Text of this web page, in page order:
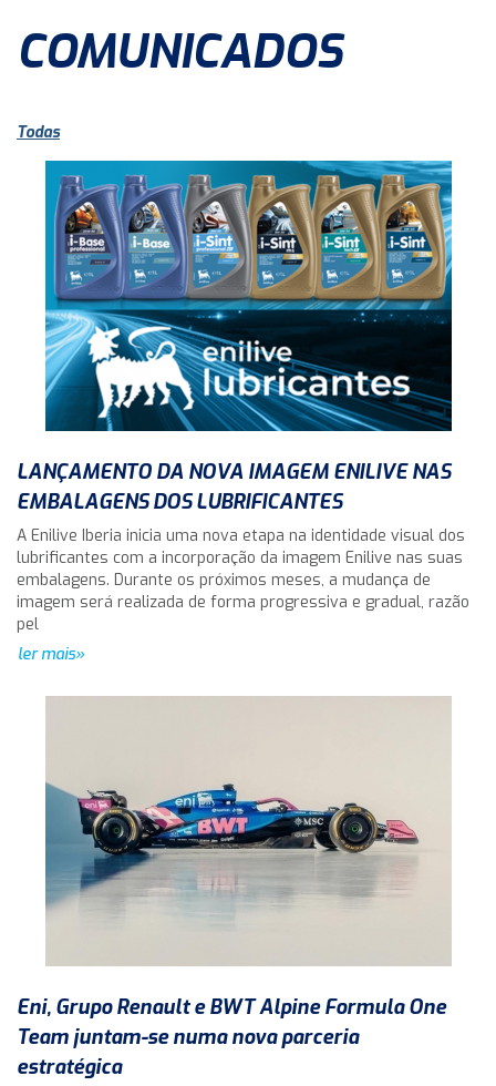
COMUNICADOS
Todas
LANÇAMENTO DA NOVA IMAGEM ENILIVE NAS
EMBALAGENS DOS LUBRIFICANTES
A Enilive Iberia inicia uma nova etapa na identidade visual dos
lubrificantes com a incorporação da imagem Enilive nas suas
embalagens. Durante os próximos meses, a mudança de
imagem será realizada de forma progressiva e gradual, razão
pel
ler mais»
Eni, Grupo Renault e BWT Alpine Formula One
Team juntam-se numa nova parceria
estratégica